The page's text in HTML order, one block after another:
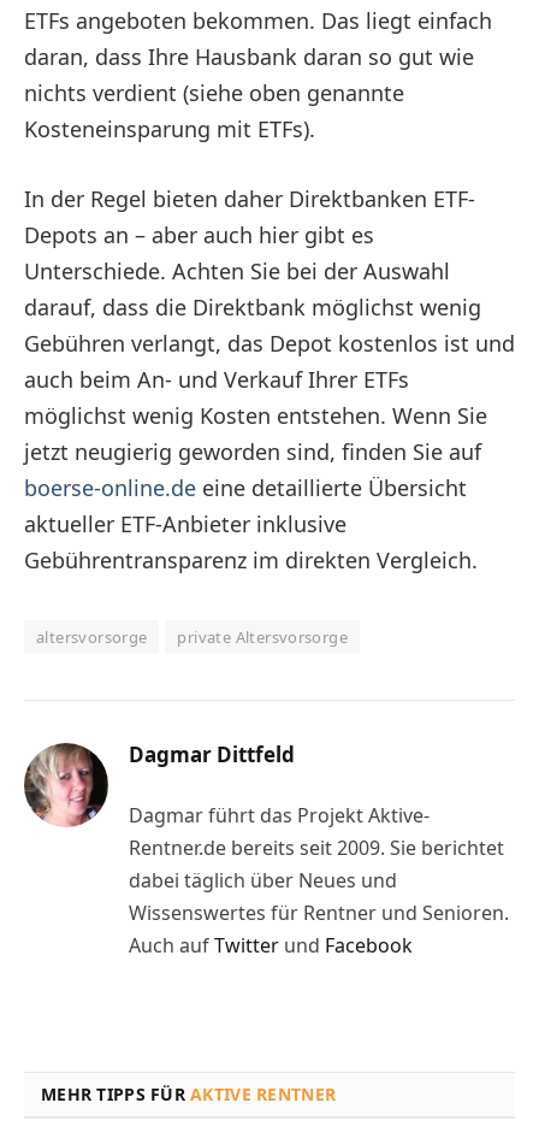
ETFs angeboten bekommen. Das liegt einfach
daran, dass Ihre Hausbank daran so gut wie
nichts verdient (siehe oben genannte
Kosteneinsparung mit ETFs).
In der Regel bieten daher Direktbanken ETF-
Depots an – aber auch hier gibt es
Unterschiede. Achten Sie bei der Auswahl
darauf, dass die Direktbank möglichst wenig
Gebühren verlangt, das Depot kostenlos ist und
auch beim An- und Verkauf Ihrer ETFs
möglichst wenig Kosten entstehen. Wenn Sie
jetzt neugierig geworden sind, finden Sie auf
boerse-online.de eine detaillierte Übersicht
aktueller ETF-Anbieter inklusive
Gebührentransparenz im direkten Vergleich.
altersvorsorge private Altersvorsorge
Dagmar Dittfeld
Dagmar führt das Projekt Aktive-
Rentner.de bereits seit 2009. Sie berichtet
dabei täglich über Neues und
Wissenswertes für Rentner und Senioren.
Auch aufTwitter und Facebook
MEHR TIPPS FÜRAKTIVE RENTNER